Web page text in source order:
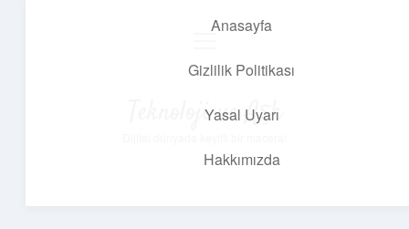
Anasayfa
Gizlilik Politikası
Yasal Uyarı
Hakkımızda
Teknoloji ve Aşk